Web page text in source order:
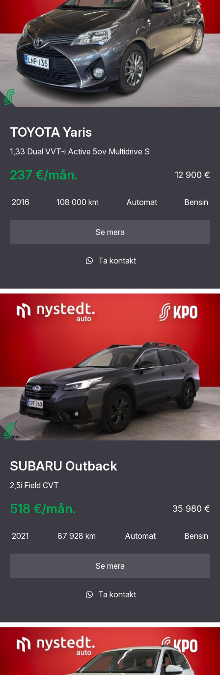
TOYOTA Yaris
1,33 Dual VVT-i Active 5ov Multidrive S
237 €/mån. 12 900 €
2016 108 000 km Automat Bensin
Se mera
Ta kontakt
SUBARU Outback
2,5i Field CVT
518 €/mån. 35 980 €
2021 87 928 km Automat Bensin
Se mera
Ta kontakt